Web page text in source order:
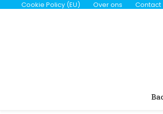
Cookie Policy (EU) Over ons Contact